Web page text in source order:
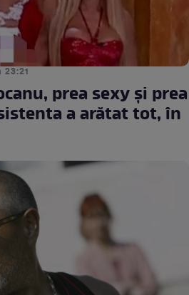
23:21
prea sexy şi prea
a arătat tot, în